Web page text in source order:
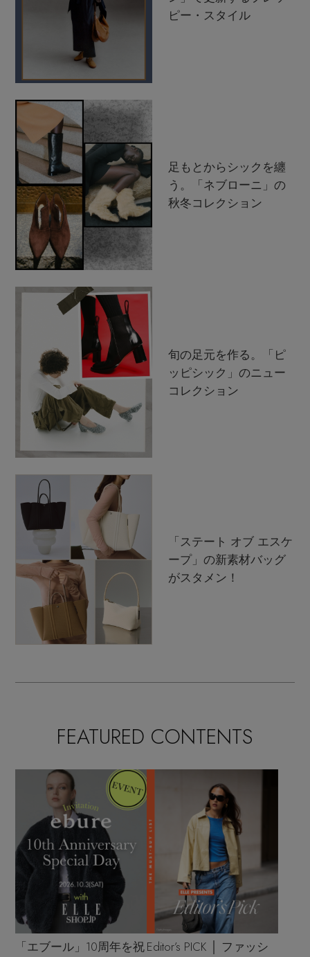
ピー・スタイル
足もとからシックを纏
う。「ネブローニ」の
秋冬コレクション
旬の足元を作る。「ピ
ッピシック」のニュー
コレクション
「ステート オブ エスケ
ープ」の新素材バッグ
がスタメン！
FEATURED CONTENTS
「エブール」10周年を祝Editor’s PICK │ ファッシ